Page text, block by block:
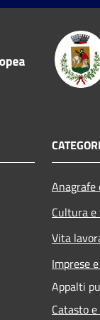
Cultura
Vita
Imprese
Appalti
Catasto